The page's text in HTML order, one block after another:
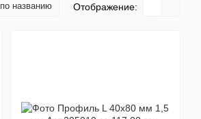
по названию Отображение: